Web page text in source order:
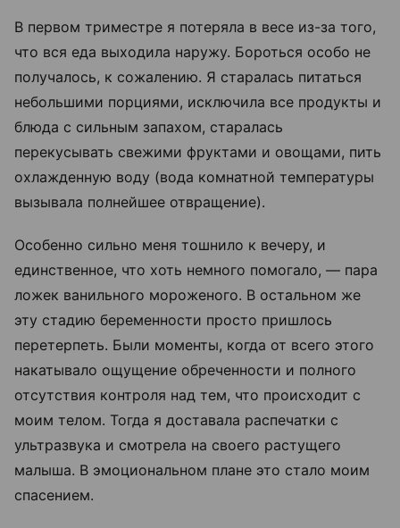
В первом триместре я потеряла в весе из-за того,
что вся еда выходила наружу. Бороться особо не
получалось, к сожалению. Я старалась питаться
небольшими порциями, исключила все продукты и
блюда с сильным запахом, старалась
перекусывать свежими фруктами и овощами, пить
охлажденную воду (вода комнатной температуры
вызывала полнейшее отвращение).
Особенно сильно меня тошнило к вечеру, и
единственное, что хоть немного помогало, — пара
ложек ванильного мороженого. В остальном же
эту стадию беременности просто пришлось
перетерпеть. Были моменты, когда от всего этого
накатывало ощущение обреченности и полного
отсутствия контроля над тем, что происходит с
моим телом. Тогда я доставала распечатки с
ультразвука и смотрела на своего растущего
малыша. В эмоциональном плане это стало моим
спасением.